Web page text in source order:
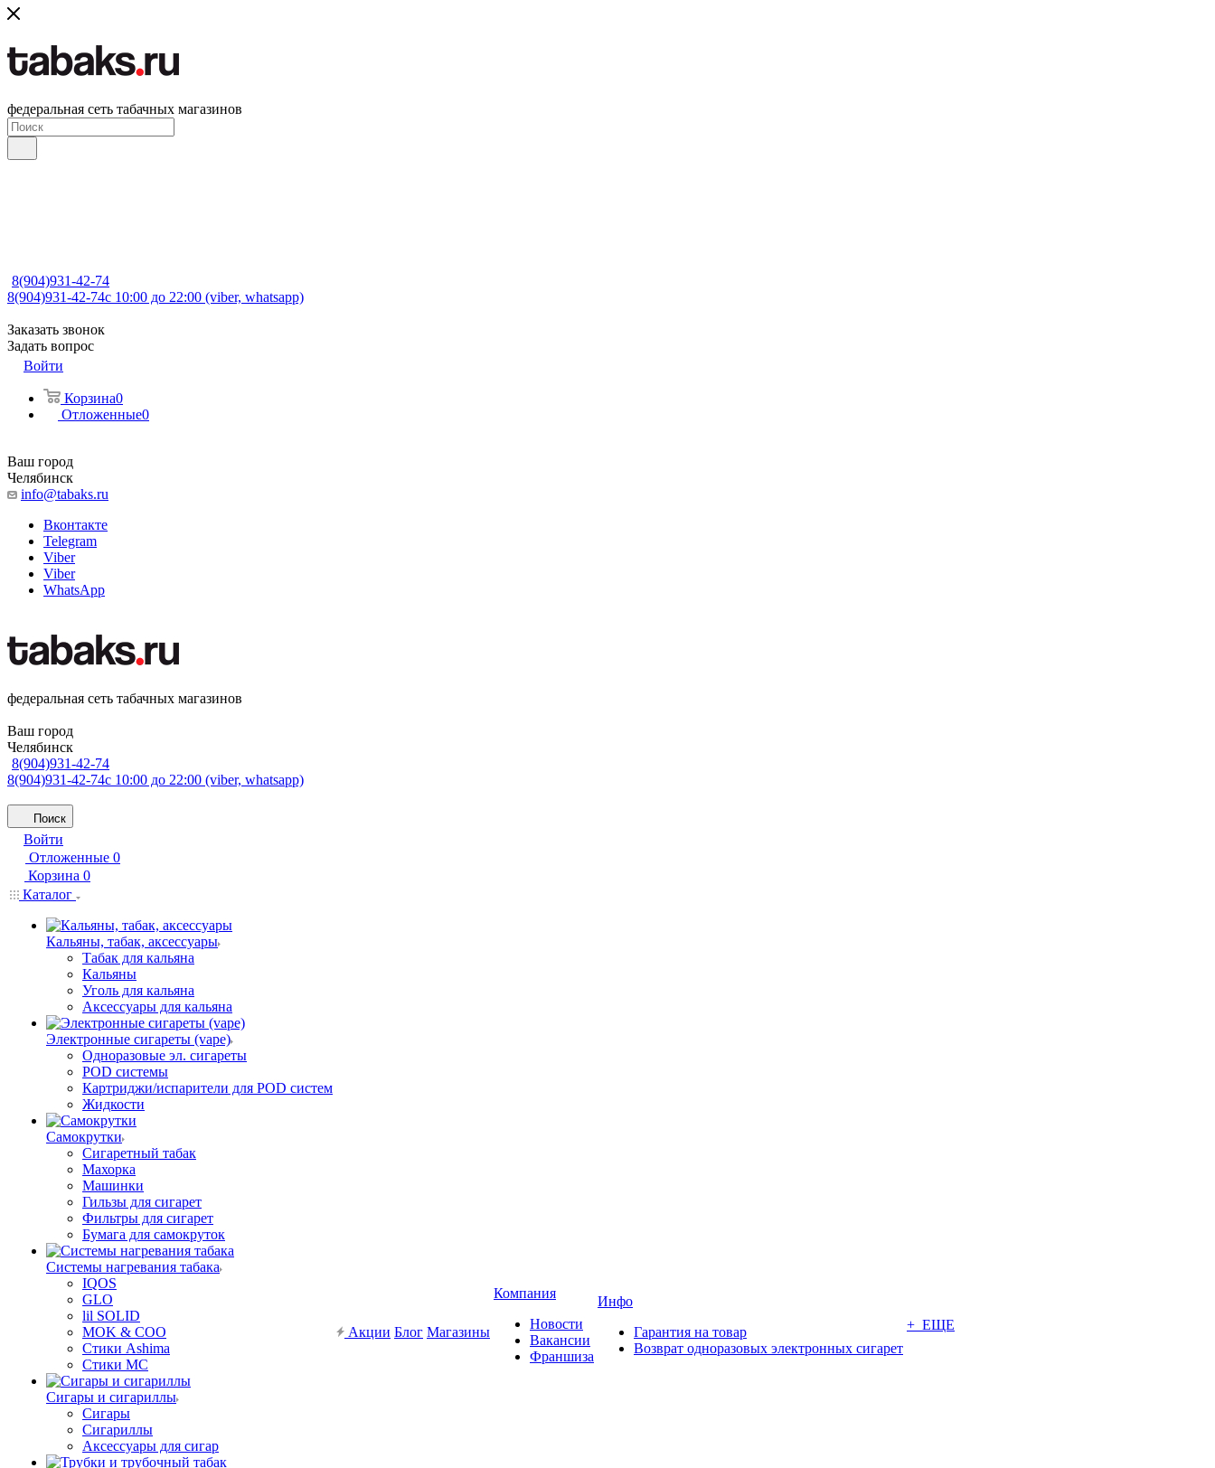
федеральная сеть табачных магазинов
8(904)931-42-74
8(904)931-42-74с 10:00 до 22:00 (viber, whatsapp)
Заказать звонок
Задать вопрос
Войти
Корзина0
Отложенные0
Ваш город
Челябинск
info@tabaks.ru
Вконтакте
Telegram
Viber
Viber
WhatsApp
федеральная сеть табачных магазинов
Ваш город
Челябинск
8(904)931-42-74
8(904)931-42-74с 10:00 до 22:00 (viber, whatsapp)
Поиск
Войти
Отложенные 0
Корзина 0
Каталог
Кальяны, табак, аксессуары
Табак для кальяна
Кальяны
Уголь для кальяна
Аксессуары для кальяна
Электронные сигареты (vape)
Одноразовые эл. сигареты
POD системы
Картриджи/испарители для POD систем
Жидкости
Самокрутки
Сигаретный табак
Махорка
Машинки
Гильзы для сигарет
Фильтры для сигарет
Бумага для самокруток
Системы нагревания табака
IQOS
GLO
lil SOLID
MOK & COO
Стики Ashima
Стики MC
Сигары и сигариллы
Сигары
Сигариллы
Аксессуары для сигар
Акции Блог Магазины
Компания
Новости
Вакансии
Франшиза
Инфо
Гарантия на товар
Возврат одноразовых электронных сигарет
+ ЕЩЕ